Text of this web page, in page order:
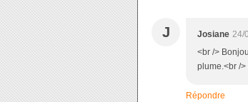
J Josiane 24/
<br />
plume.<br />
Répondre